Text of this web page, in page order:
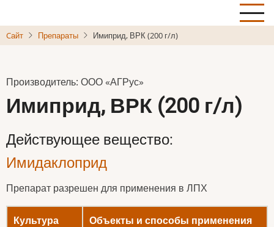
to
main
Cайт Препараты Имиприд, ВРК (200 г/л)
Производитель: ООО «АГРус»
Имиприд, ВРК (200 г/л)
Действующее вещество:
Имидаклоприд
Препарат разрешен для применения в ЛПХ
Культура Объекты и способы применения